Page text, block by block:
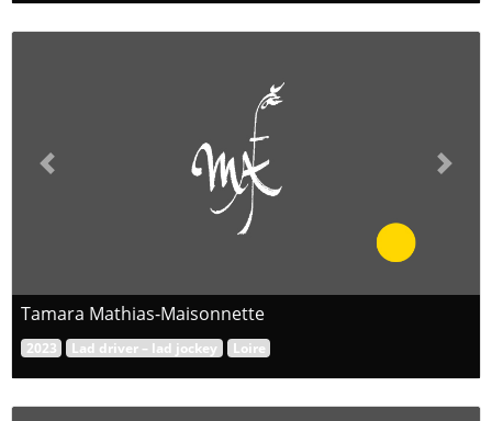
Previous Next
Tamara Mathias-Maisonnette
2023 Lad driver – lad jockey Loire